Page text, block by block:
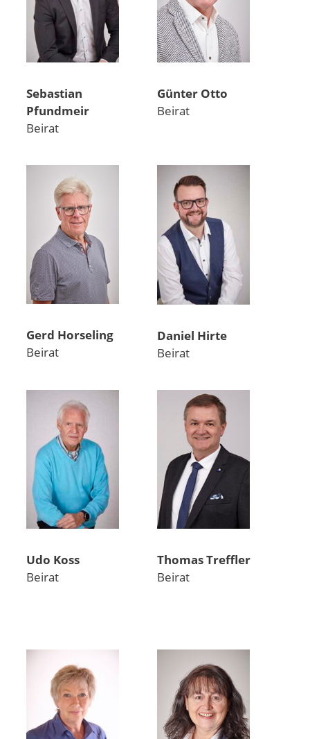
Sebastian
Pfundmeir
Beirat
Günter Otto
Beirat
Gerd Horseling
Beirat
Daniel Hirte
Beirat
Udo Koss
Beirat
Thomas Treffler
Beirat